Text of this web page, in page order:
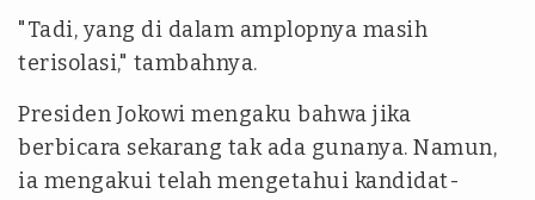
"Tadi, yang di dalam amplopnya masih
terisolasi," tambahnya.
Presiden Jokowi mengaku bahwa jika
berbicara sekarang tak ada gunanya. Namun,
ia mengakui telah mengetahui kandidat-